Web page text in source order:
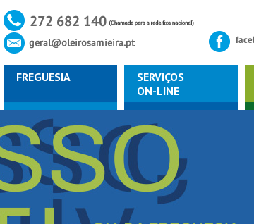
FREGUESIA
SERVIÇOS
ON-LINE